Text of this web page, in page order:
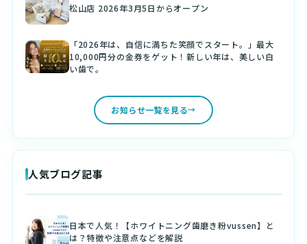
松山店 2026年3月5日からオープン
「2026年は、自信に満ちた笑顔でスタート。」最大
10,000円分の金券をゲット！新しい年は、美しい白
い歯で。
お知らせ一覧を見る
人気ブログ記事
日本で人気！【ホワイトニング歯磨き粉vussen】と
は？特徴や注意点などを解説